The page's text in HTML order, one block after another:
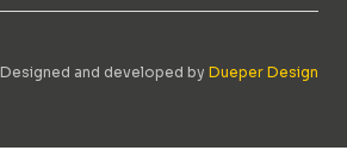
Designed and developed by Dueper Design